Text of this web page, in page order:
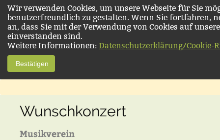
Wir verwenden Cookies, um unsere Webseite für Sie
benutzerfreundlich zu gestalten. Wenn Sie fortfahren,
an, dass Sie mit der Verwendung von Cookies auf
einverstanden sind.
Weitere Informationen: Datenschutzerklärung/Cookie-
Bestätigen
Wunschkonzert
Musikverein